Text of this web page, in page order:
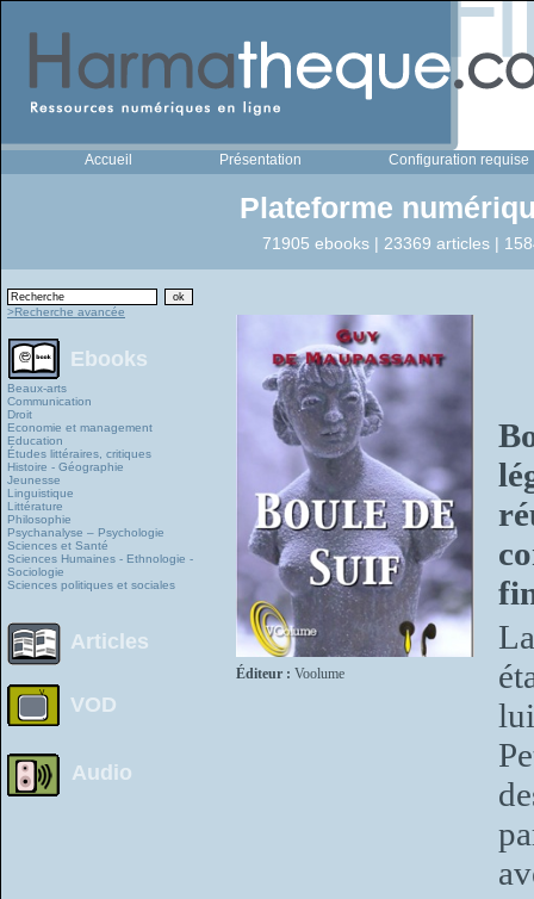
Accueil Présentation Configuration requise
Plateforme
71905 ebooks | 23369 articles |
>Recherche avancée
Ebooks
Beaux-arts
Communication
Droit
Economie et management
Education
Études littéraires, critiques
Histoire - Géographie
Jeunesse
Linguistique
Littérature
Philosophie
Psychanalyse – Psychologie
Sciences et Santé
Sciences Humaines - Ethnologie -
Sociologie
Sciences politiques et sociales
Articles
VOD
Audio
Éditeur : Voolume